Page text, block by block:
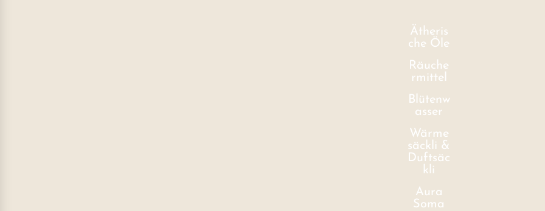
Ätheris
che Öle
Räuche
rmittel
Blütenw
asser
Wärme
säckli &
Duftsäc
kli
Aura
Soma